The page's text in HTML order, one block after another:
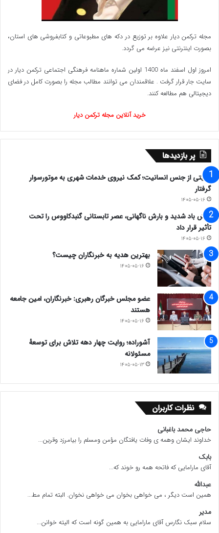
مجله ترکمن دیار علاوه بر توزیع در دکه های مطبوعاتی و کتابفروشی های استان،
بصورت اینترنتی نیز عرضه می گردد.‌
امروز اول اسفند ماه 1400 اولین شماره ماهنامه فرهنگی اجتماعی ترکمن دیار در
سایت جار قرار گرفت . علاقمندان می توانند مطالب مجله را بصورت کامل در فضای
دیجیتالی هم مطالعه کنند.
خرید آنلاین مجله ترکمن دیار
پر بازدیدها
روایتی از جنس انسانیت؛ کمک نیروی خدمات شهری به موتورسوار
گرفتار
۱۴۰۵-۰۵-۱۶
وزش باد شدید و بارش ناگهانی، عصر تابستانی گنبدکاووس را تحت
تأثیر قرار داد
۱۴۰۵-۰۵-۱۶
بهترین هدیه به خبرنگاران چیست؟
۱۴۰۵-۰۵-۱۶
عضو مجلس خبرگان رهبری: خبرنگاران، امین جامعه
هستند
۱۴۰۵-۰۵-۱۶
آشوراده؛ روایت چهار دهه تلاش برای توسعهٔ
مسئولانه
۱۴۰۵-۰۵-۱۳
نظرات کاربران
حاجی محمد باغبانی
خداوند ایشان وهمه ی وفات یافتگان مؤمن ومسلم را بیامرزد وقرین...
بابک
آقای مارامایی که فاتحه همه رو خوند که...
عبدالله
همین است دیگر ، می خواهی بخوان می خواهی نخوان. البته تمام مط...
مدیر
سلام سبک نگارس آقای مارامایی به همین گونه است که الیته خوانن...